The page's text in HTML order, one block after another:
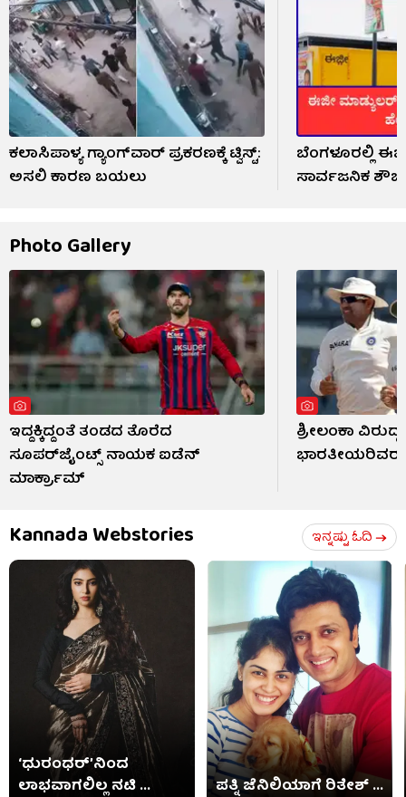
ಕಲಾಸಿಪಾಳ್ಯ ಗ್ಯಾಂಗ್‌ವಾರ್ ಪ್ರಕರಣಕ್ಕೆ ಟ್ವಿಸ್ಟ್:
ಅಸಲಿ ಕಾರಣ ಬಯಲು
ಬೆಂಗಳೂರಲ್ಲಿ
ಸಾರ್ವಜನಿಕ
Photo Gallery
ಇದ್ದಕ್ಕಿದ್ದಂತೆ ತಂಡದ ತೊರೆದ
ಸೂಪರ್‌ಜೈಂಟ್ಸ್ ನಾಯಕ ಐಡೆನ್
ಮಾರ್ಕ್ರಾಮ್
ಶ್ರೀಲಂಕಾ
ಭಾರತೀಯರಿವರು
Kannada Webstories ಇನ್ನಷ್ಟು ಓದಿ
‘ಧುರಂಧರ್’ನಿಂದ
ಲಾಭವಾಗಲಿಲ್ಲ ನಟಿ ...
ಪತ್ನಿ ಜೆನಿಲಿಯಾಗೆ ರಿತೇಶ್ ...